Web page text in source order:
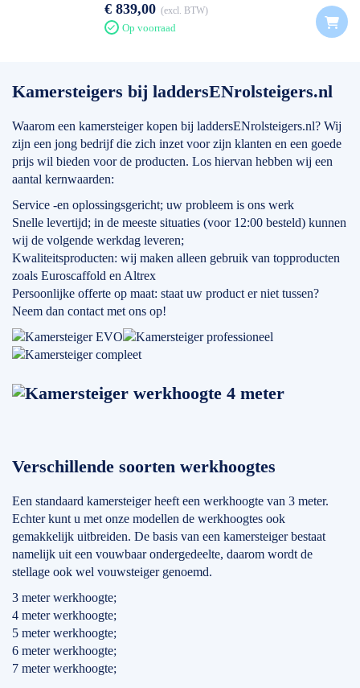
€ 839,00 excl. BTW
Op voorraad
Kamersteigers bij laddersENrolsteigers.nl
Waarom een kamersteiger kopen bij laddersENrolsteigers.nl? Wij
zijn een jong bedrijf die zich inzet voor zijn klanten en een goede
prijs wil bieden voor de producten. Los hiervan hebben wij een
aantal kernwaarden:
Service -en oplossingsgericht; uw probleem is ons werk
Snelle levertijd; in de meeste situaties (voor 12:00 besteld) kunnen
wij de volgende werkdag leveren;
Kwaliteitsproducten: wij maken alleen gebruik van topproducten
zoals Euroscaffold en Altrex
Persoonlijke offerte op maat: staat uw product er niet tussen?
Neem dan contact met ons op!
Verschillende soorten werkhoogtes
Een standaard kamersteiger heeft een werkhoogte van 3 meter.
Echter kunt u met onze modellen de werkhoogtes ook
gemakkelijk uitbreiden. De basis van een kamersteiger bestaat
namelijk uit een vouwbaar ondergedeelte, daarom wordt de
stellage ook wel vouwsteiger genoemd.
3 meter werkhoogte;
4 meter werkhoogte;
5 meter werkhoogte;
6 meter werkhoogte;
7 meter werkhoogte;